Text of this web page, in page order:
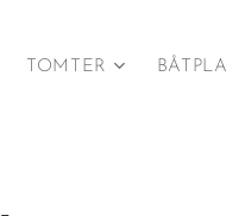
TOMTER